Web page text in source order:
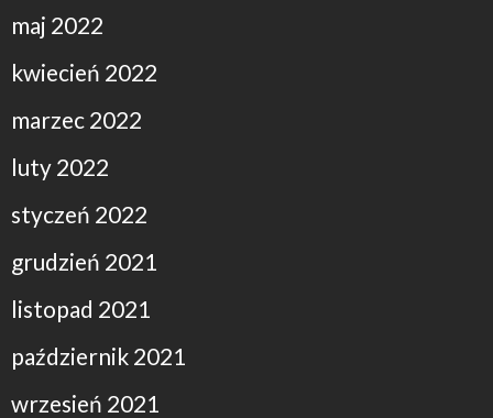
maj 2022
kwiecień 2022
marzec 2022
luty 2022
styczeń 2022
grudzień 2021
listopad 2021
październik 2021
wrzesień 2021